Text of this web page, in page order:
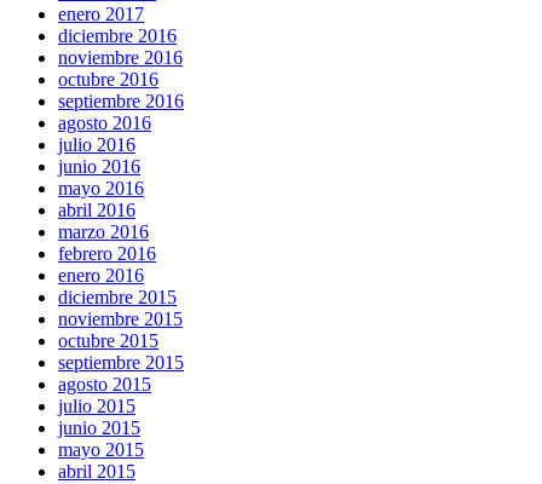
enero 2017
diciembre 2016
noviembre 2016
octubre 2016
septiembre 2016
agosto 2016
julio 2016
junio 2016
mayo 2016
abril 2016
marzo 2016
febrero 2016
enero 2016
diciembre 2015
noviembre 2015
octubre 2015
septiembre 2015
agosto 2015
julio 2015
junio 2015
mayo 2015
abril 2015